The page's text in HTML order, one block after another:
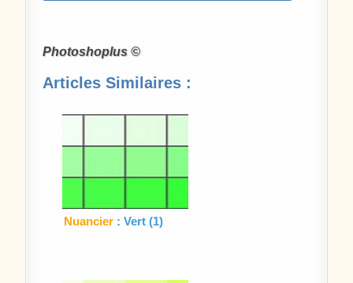
Photoshoplus ©
Articles Similaires :
Nuancier : Vert (1)